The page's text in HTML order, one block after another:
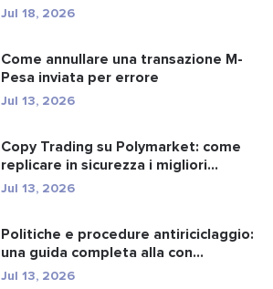
Jul 18, 2026
Come annullare una transazione M-
Pesa inviata per errore
Jul 13, 2026
Copy Trading su Polymarket: come
replicare in sicurezza i migliori...
Jul 13, 2026
Politiche e procedure antiriciclaggio:
una guida completa alla con...
Jul 13, 2026